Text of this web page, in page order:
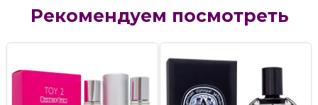
Рекомендуем посмотреть